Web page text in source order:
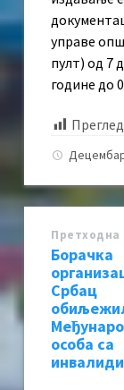
управе
пулт) од 7
године до
Претходна
Борачка
Србац
особа са